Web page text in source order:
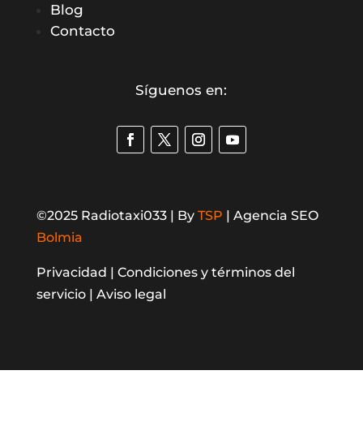
Blog
Contacto
Síguenos en:
©2025 Radiotaxi033 | By TSP | Agencia SEO
Bolmia
Privacidad | Condiciones y términos del
servicio | Aviso legal